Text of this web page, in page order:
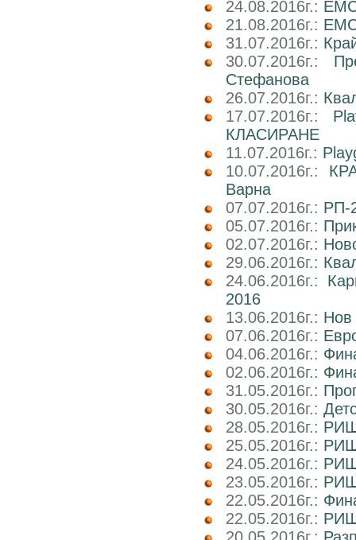
24.08.2016г.:
21.08.2016г.:
31.07.2016г.:
30.07.2016г.:
Стефанова
26.07.2016г.:
17.07.2016г.:
КЛАСИРАНЕ
11.07.2016г.:
10.07.2016г.:
Варна
07.07.2016г.: РП-
05.07.2016г.:
02.07.2016г.:
29.06.2016г.:
24.06.2016г.:
2016
13.06.2016г.:
07.06.2016г.:
04.06.2016г.:
02.06.2016г.:
31.05.2016г.:
30.05.2016г.:
28.05.2016г.: РИШ
25.05.2016г.:
24.05.2016г.:
23.05.2016г.: РИШ
22.05.2016г.:
22.05.2016г.: РИШ